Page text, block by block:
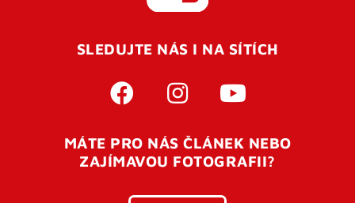
SLEDUJTE NÁS I NA SÍTÍCH
MÁTE PRO NÁS ČLÁNEK NEBO
ZAJÍMAVOU FOTOGRAFII?